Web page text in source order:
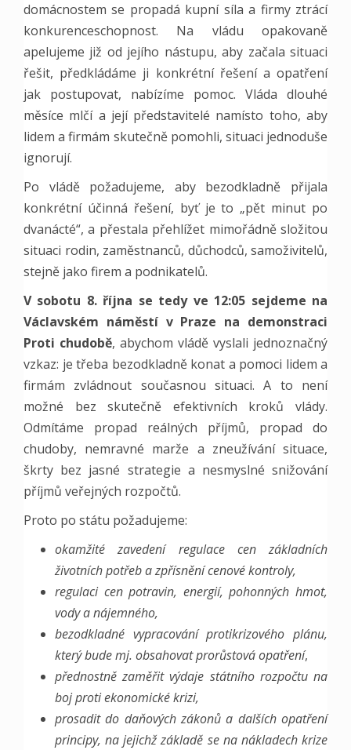
domácnostem se propadá kupní síla a firmy ztrácí
konkurenceschopnost. Na vládu opakovaně
apelujeme již od jejího nástupu, aby začala situaci
řešit, předkládáme ji konkrétní řešení a opatření
jak postupovat, nabízíme pomoc. Vláda dlouhé
měsíce mlčí a její představitelé namísto toho, aby
lidem a firmám skutečně pomohli, situaci jednoduše
ignorují.
Po vládě požadujeme, aby bezodkladně přijala
konkrétní účinná řešení, byť je to „pět minut po
dvanácté“, a přestala přehlížet mimořádně složitou
situaci rodin, zaměstnanců, důchodců, samoživitelů,
stejně jako firem a podnikatelů.
V sobotu 8. října se tedy ve 12:05 sejdeme na
Václavském náměstí v Praze na demonstraci
Proti chudobě, abychom vládě vyslali jednoznačný
vzkaz: je třeba bezodkladně konat a pomoci lidem a
firmám zvládnout současnou situaci. A to není
možné bez skutečně efektivních kroků vlády.
Odmítáme propad reálných příjmů, propad do
chudoby, nemravné marže a zneužívání situace,
škrty bez jasné strategie a nesmyslné snižování
příjmů veřejných rozpočtů.
Proto po státu požadujeme:
okamžité zavedení regulace cen základních
životních potřeb a zpřísnění cenové kontroly,
regulaci cen potravin, energií, pohonných hmot,
vody a nájemného,
bezodkladné vypracování protikrizového plánu,
který bude mj. obsahovat prorůstová opatření,
přednostně zaměřit výdaje státního rozpočtu na
boj proti ekonomické krizi,
prosadit do daňových zákonů a dalších opatření
principy, na jejichž základě se na nákladech krize